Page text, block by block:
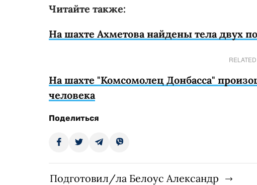
Читайте также:
На шахте Ахметова найдены тела двух
На шахте "Комсомолец Донбасса"
человека
Поделиться
Подготовил/ла Белоус Александр